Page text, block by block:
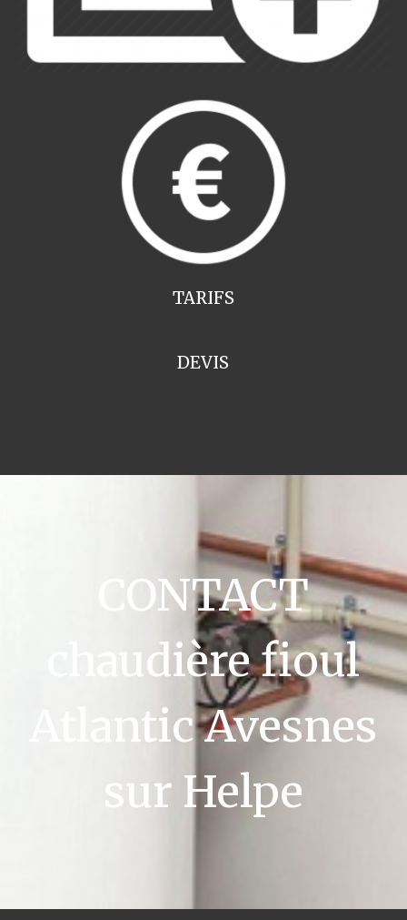
TARIFS
DEVIS
CONTACT
chaudière fioul
Atlantic Avesnes
sur Helpe